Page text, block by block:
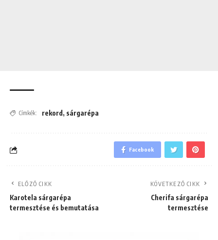
Címkék: rekord , sárgarépa
Facebook
ELŐZŐ CIKK
Karotela sárgarépa
termesztése és bemutatása
KÖVETKEZŐ CIKK
Cherifa sárgarépa
termesztése